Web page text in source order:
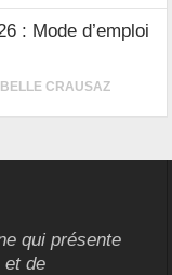
: Mode d’emploi
CRAUSAZ
qui présente
et de